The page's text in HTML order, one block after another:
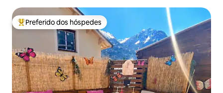
Entre os melhores preferidos dos hóspedes
Preferido dos hóspedes